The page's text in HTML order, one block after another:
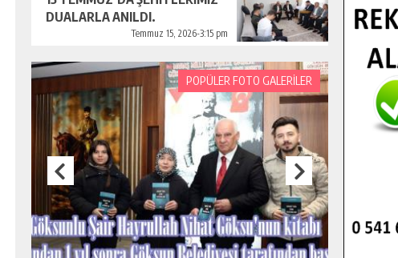
DUALARLA ANILDI.
Temmuz 15, 2026-3:15 pm
POPÜLER FOTO GALERİLER